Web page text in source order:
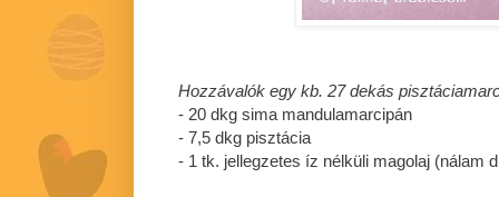
Hozzávalók egy kb. 27 dekás
- 20 dkg sima mandulamarcipán
- 7,5 dkg pisztácia
- 1 tk. jellegzetes íz nélküli magolaj (nálam